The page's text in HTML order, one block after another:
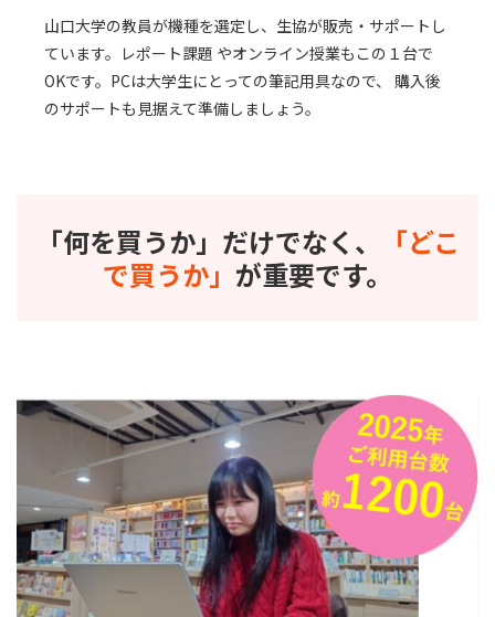
山口大学の教員が機種を選定し、生協が販売・サポートし
ています。レポート課題 やオンライン授業もこの１台で
OKです。PCは大学生にとっての筆記用具なので、 購入後
のサポートも見据えて準備しましょう。
「何を買うか」だけでなく、
「どこ
で買うか」 が重要です。